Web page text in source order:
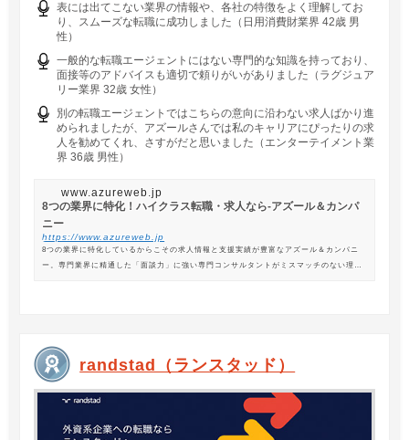
表には出てこない業界の情報や、各社の特徴をよく理解してお
り、スムーズな転職に成功しました（日用消費財業界 42歳 男
性）
一般的な転職エージェントにはない専門的な知識を持っており、
面接等のアドバイスも適切で頼りがいがありました（ラグジュア
リー業界 32歳 女性）
別の転職エージェントではこちらの意向に沿わない求人ばかり進
められましたが、アズールさんでは私のキャリアにぴったりの求
人を勧めてくれ、さすがだと思いました（エンターテイメント業
界 36歳 男性）
www.azureweb.jp
8つの業界に特化！ハイクラス転職・求人なら-アズール＆カンパ
ニー
https://www.azureweb.jp
8つの業界に特化しているからこその求人情報と支援実績が豊富なアズール＆カンパニ
ー。専門業界に精通した「面談力」に強い専門コンサルタントがミスマッチのない理想
randstad（ランスタッド）